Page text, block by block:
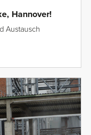
Hannover!
Austausch